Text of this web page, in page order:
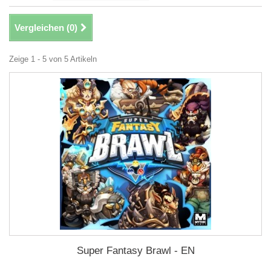
Vergleichen (0)
Zeige 1 - 5 von 5 Artikeln
Super Fantasy Brawl - EN